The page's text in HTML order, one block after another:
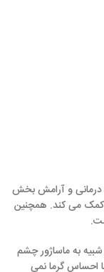
درمانی و آرامش بخش
کمک می کند. همچنین
به ماساژور چشم
احساس گرما نمی